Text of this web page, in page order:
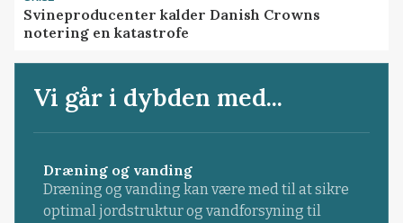
Svineproducenter kalder Danish Crowns
notering en katastrofe
Vi går i dybden med...
Dræning og vanding
Dræning og vanding kan være med til at sikre
optimal jordstruktur og vandforsyning til